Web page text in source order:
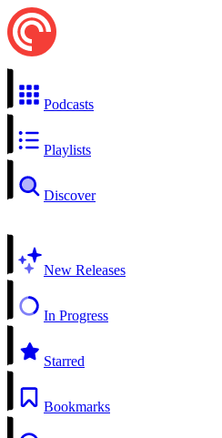
Podcasts
Playlists
Discover
New Releases
In Progress
Starred
Bookmarks